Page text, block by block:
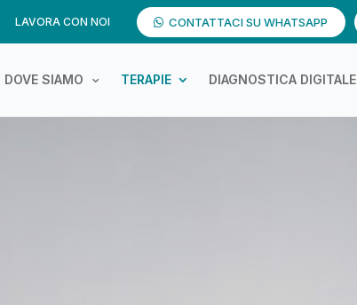
LAVORA CON NOI CONTATTACI SU WHATSAPP
DOVE SIAMO TERAPIE DIAGNOSTICA DIGITALE